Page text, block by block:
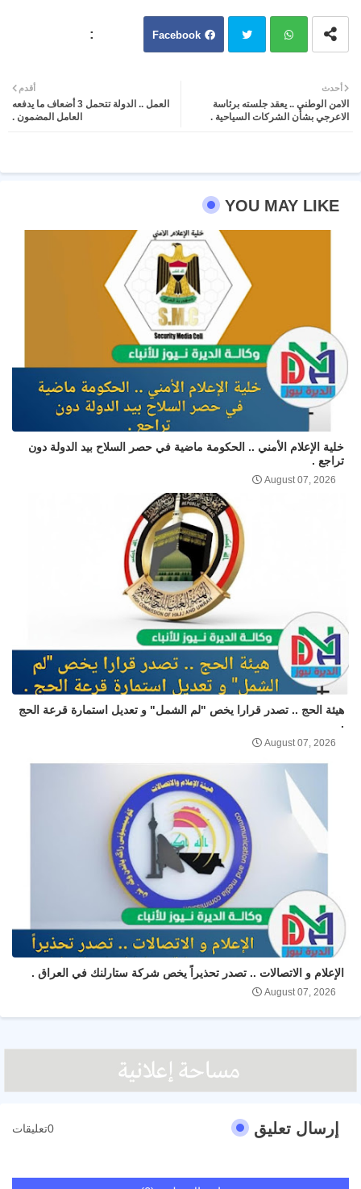
Facebook
ter atsa
أحدث
الامن الوطني .. يعقد جلسته برئاسة
الاعرجي بشأن الشركات السياحية .
أقدم
العمل .. الدولة تتحمل 3 أضعاف ما يدفعه
العامل المضمون .
YOU MAY LIKE
خلية الإعلام الأمني .. الحكومة ماضية في حصر السلاح بيد الدولة دون
تراجع .
August 07, 2026
هيئة الحج .. تصدر قرارا يخص "لم الشمل" و تعديل استمارة قرعة الحج
.
August 07, 2026
الإعلام و الاتصالات .. تصدر تحذيراً يخص شركة ستارلنك في العراق .
August 07, 2026
إرسال تعليق 0تعليقات